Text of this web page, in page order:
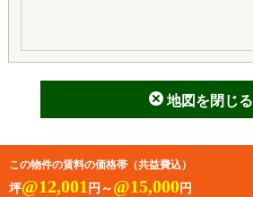
地図を閉じる
この物件の賃料の価格帯（共益費込）
坪@12,001 円～ @15,000 円